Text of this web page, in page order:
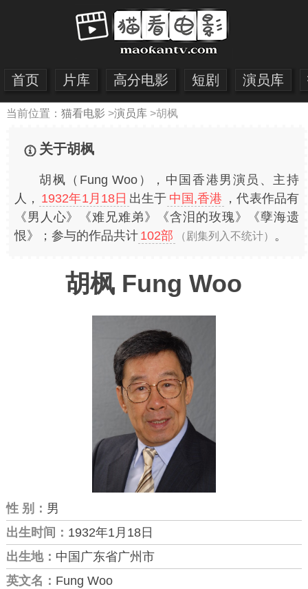
首页 片库 高分电影 短剧 演员库
当前位置： 猫看电影 >演员库>胡枫
关于胡枫
胡枫（Fung Woo），中国香港男演员、主持
人， 1932年1月18日 出生于 中国,香港 ，代表作品有
《男人心》《难兄难弟》《含泪的玫瑰》《孽海遗
恨》；参与的作品共计 102部 （剧集列入不统计） 。
胡枫 Fung Woo
性 别： 男
出生时间： 1932年1月18日
出生地： 中国广东省广州市
英文名： Fung Woo